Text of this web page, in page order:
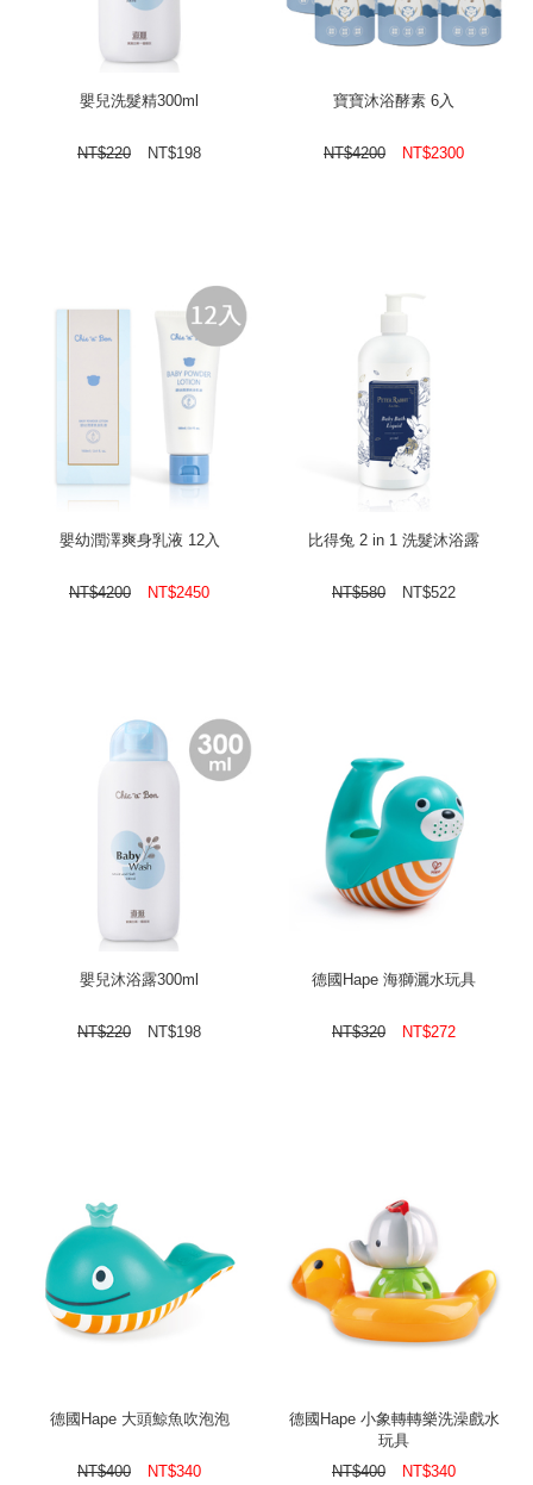
嬰兒洗髮精300ml
NT$220 NT$198
寶寶沐浴酵素 6入
NT$4200 NT$2300
嬰幼潤澤爽身乳液 12入
NT$4200 NT$2450
比得兔 2 in 1 洗髮沐浴露
NT$580 NT$522
嬰兒沐浴露300ml
NT$220 NT$198
德國Hape 海獅灑水玩具
NT$320 NT$272
德國Hape 大頭鯨魚吹泡泡
NT$400 NT$340
德國Hape 小象轉轉樂洗澡戲水
玩具
NT$400 NT$340